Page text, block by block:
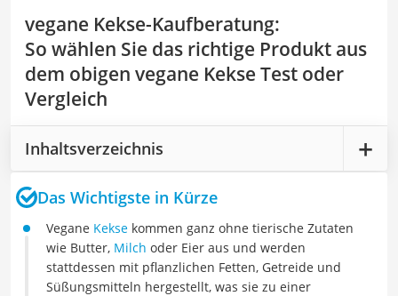
vegane Kekse-Kaufberatung:
So wählen Sie das richtige Produkt aus
dem obigen vegane Kekse Test oder
Vergleich
Inhaltsverzeichnis
Das Wichtigste in Kürze
Vegane Kekse kommen ganz ohne tierische Zutaten
wie Butter, Milch oder Eier aus und werden
stattdessen mit pflanzlichen Fetten, Getreide und
Süßungsmitteln hergestellt, was sie zu einer